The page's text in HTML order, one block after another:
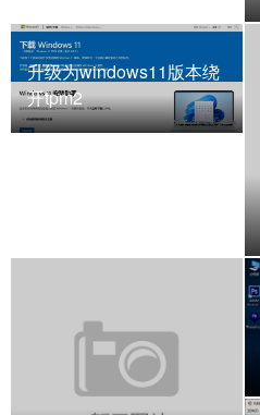
升级为windows11版本绕
开tpm2